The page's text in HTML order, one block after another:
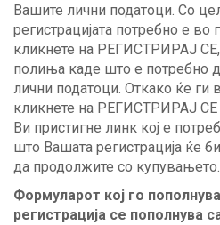
Вашите лични податоци. Со
регистрацијата потребно е во
кликнете на РЕГИСТРИРАЈ СЕ,
полиња каде што е потребно
лични податоци. Откако ќе ги
кликнете на РЕГИСТРИРАЈ
Ви пристигне линк кој е
што Вашата регистрација ќе
да продолжите со купувањето.
Формуларот кој го
регистрација се пополнува